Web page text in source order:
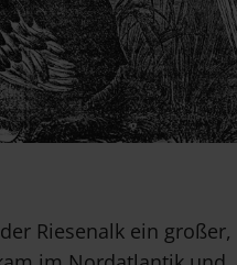
Riesenalk ein großer,